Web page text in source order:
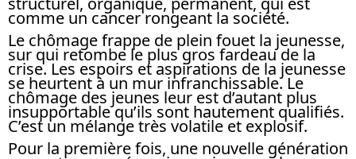
comme un cancer rongeant la société.
Le chômage frappe de plein fouet la jeunesse,
sur qui retombe le plus gros fardeau de la
crise. Les espoirs et aspirations de la jeunesse
se heurtent à un mur infranchissable. Le
chômage des jeunes leur est d’autant plus
insupportable qu’ils sont hautement qualifiés.
C’est un mélange très volatile et explosif.
Pour la première fois, une nouvelle génération